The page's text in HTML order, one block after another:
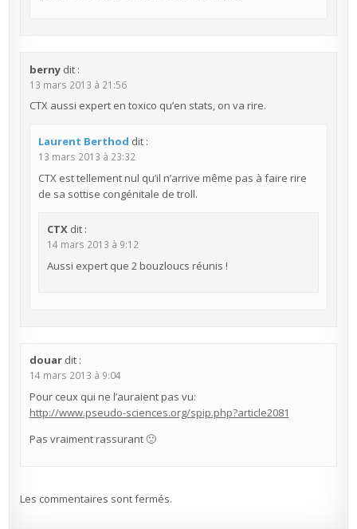
berny dit :
13 mars 2013 à 21:56
CTX aussi expert en toxico qu’en stats, on va rire.
Laurent Berthod dit :
13 mars 2013 à 23:32
CTX est tellement nul qu’il n’arrive même pas à faire rire
de sa sottise congénitale de troll.
CTX dit :
14 mars 2013 à 9:12
Aussi expert que 2 bouzloucs réunis !
douar dit :
14 mars 2013 à 9:04
Pour ceux qui ne l’auraient pas vu:
http://www.pseudo-sciences.org/spip.php?article2081
Pas vraiment rassurant 🙁
Les commentaires sont fermés.